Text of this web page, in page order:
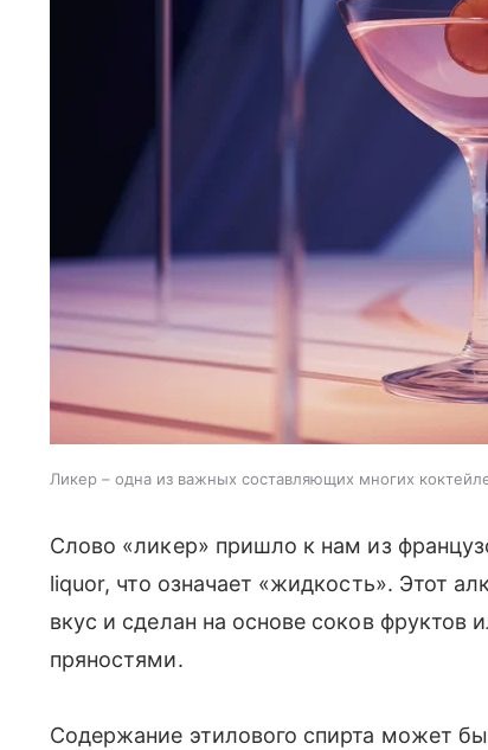
Ликер – одна из важных составляющих многих
Слово «ликер» пришло к нам из
liquor, что означает «жидкость». Этот
вкус и сделан на основе соков фруктов
пряностями.
Содержание этилового спирта может